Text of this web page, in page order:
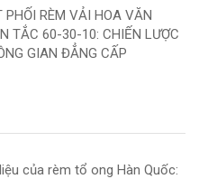
PHỐI RÈM VẢI HOA VĂN
TẮC 60-30-10: CHIẾN LƯỢC
GIAN ĐẲNG CẤP
của rèm tổ ong Hàn Quốc: